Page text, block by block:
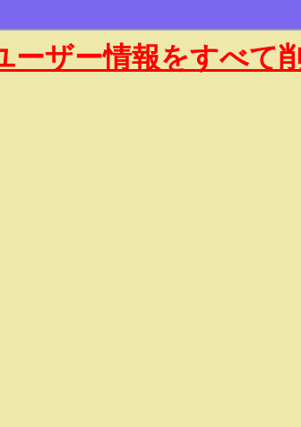
ーザー情報をすべて